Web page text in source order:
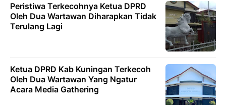
Peristiwa Terkecohnya Ketua DPRD
Oleh Dua Wartawan Diharapkan Tidak
Terulang Lagi
Ketua DPRD Kab Kuningan Terkecoh
Oleh Dua Wartawan Yang Ngatur
Acara Media Gathering